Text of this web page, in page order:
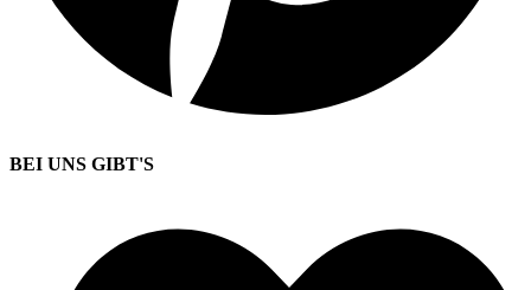
BEI UNS GIBT'S